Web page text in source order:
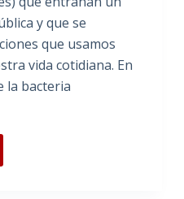
y que se
que usamos
vida cotidiana. En
la bacteria